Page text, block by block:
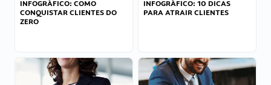
INFOGRÁFICO: COMO
CONQUISTAR CLIENTES DO
ZERO
INFOGRÁFICO: 10 DICAS
PARA ATRAIR CLIENTES